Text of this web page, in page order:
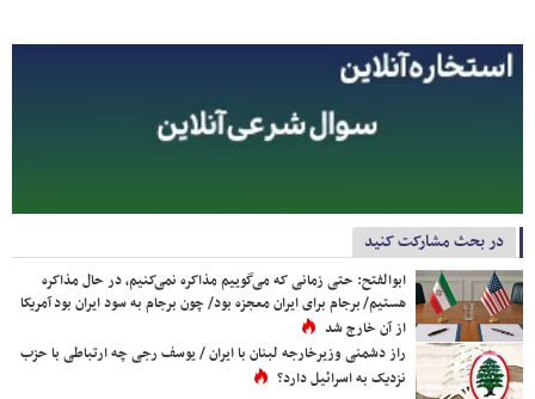
در بحث مشارکت کنید
ابوالفتح: حتی زمانی که می‌گوییم مذاکره نمی‌کنیم، در حال مذاکره
هستیم/ برجام برای ایران معجزه بود/ چون برجام به سود ایران بود آمریکا
از آن خارج شد
راز دشمنی وزیرخارجه لبنان با ایران / یوسف رجی چه ارتباطی با حزب
نزدیک به اسرائیل دارد؟